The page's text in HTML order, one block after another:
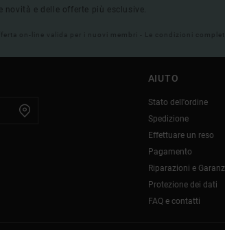
e delle offerte più esclusive.
on-line valida per i nuovi membri - Le condizioni
AIUTO
Stato dell'ordine
Spedizione
Effettuare un reso
Pagamento
Riparazioni e
Protezione dei dati
FAQ e contatti